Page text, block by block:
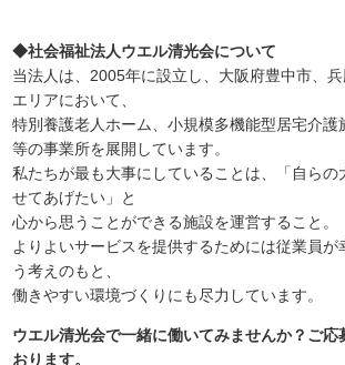
◆社会福祉法人ウエル清光会について
当法人は、2005年に設立し、大阪府豊中市、
エリアにおいて、
特別養護老人ホーム、小規模多機能型居宅介護
等の事業所を展開しています。
私たちが最も大事にしていることは、「自らの
せてあげたい」と
心から思うことができる施設を運営すること。
よりよいサービスを提供するためには従業員が
う考えのもと、
働きやすい環境づくりにも尽力しています。
ウエル清光会で一緒に働いてみませんか？ご応
おります。